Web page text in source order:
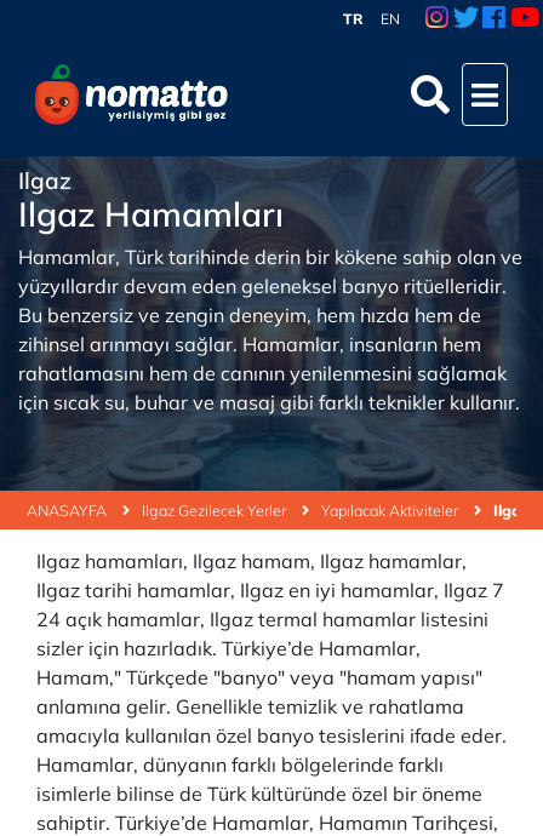
TR EN
ANASAYFA Ilgaz Gezilecek Yerler Yapılacak Aktiviteler Ilgaz
Ilgaz
Ilgaz Hamamları
Hamamlar, Türk tarihinde derin bir kökene sahip olan ve
yüzyıllardır devam eden geleneksel banyo ritüelleridir.
Bu benzersiz ve zengin deneyim, hem hızda hem de
zihinsel arınmayı sağlar. Hamamlar, insanların hem
rahatlamasını hem de canının yenilenmesini sağlamak
için sıcak su, buhar ve masaj gibi farklı teknikler kullanır.
Ilgaz hamamları, Ilgaz hamam, Ilgaz hamamlar,
Ilgaz tarihi hamamlar, Ilgaz en iyi hamamlar, Ilgaz 7
24 açık hamamlar, Ilgaz termal hamamlar listesini
sizler için hazırladık. Türkiye’de Hamamlar,
Hamam," Türkçede "banyo" veya "hamam yapısı"
anlamına gelir. Genellikle temizlik ve rahatlama
amacıyla kullanılan özel banyo tesislerini ifade eder.
Hamamlar, dünyanın farklı bölgelerinde farklı
isimlerle bilinse de Türk kültüründe özel bir öneme
sahiptir. Türkiye’de Hamamlar, Hamamın Tarihçesi,